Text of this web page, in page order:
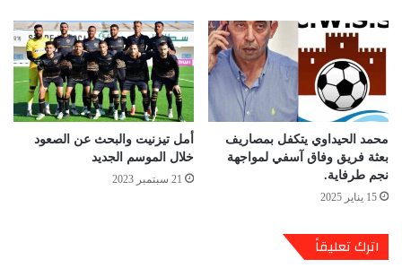
محمد الحيداوي يتكفل بمصاريف
بعثة فريق وفاق آسفي لمواجهة
نجم طرفاية.
15 يناير 2025
أمل تيزنيت والبحث عن الصعود
خلال الموسم الجديد
21 سبتمبر 2023
اترك تعليقاً